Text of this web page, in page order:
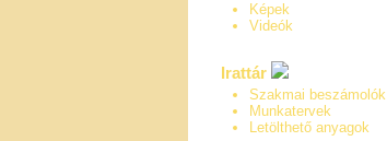
Képek
Videók
Irattár
Szakmai beszámolók
Munkatervek
Letölthető anyagok